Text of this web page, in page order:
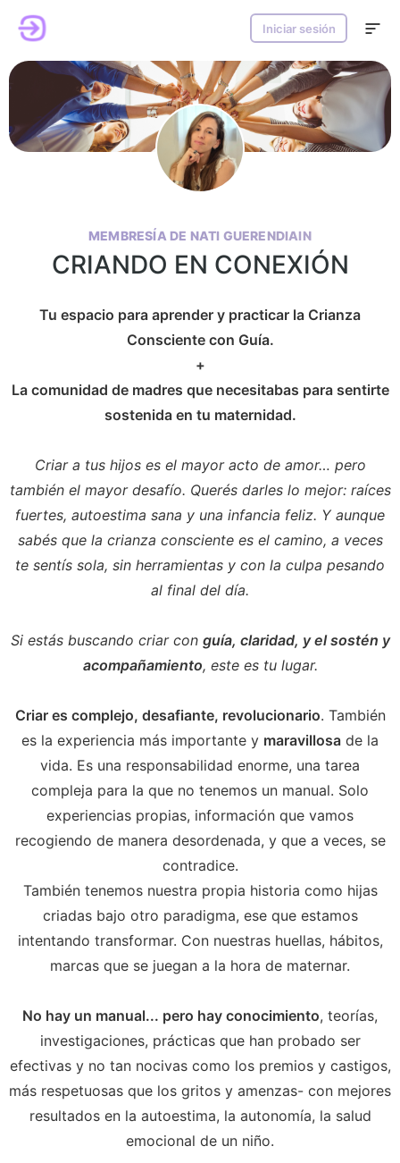
Iniciar sesión
MEMBRESÍA DE NATI GUERENDIAIN
CRIANDO EN CONEXIÓN
Tu espacio para aprender y practicar la Crianza
Consciente con Guía.
+
La comunidad de madres que necesitabas para sentirte
sostenida en tu maternidad.
Criar a tus hijos es el mayor acto de amor… pero
también el mayor desafío. Querés darles lo mejor: raíces
fuertes, autoestima sana y una infancia feliz. Y aunque
sabés que la crianza consciente es el camino, a veces
te sentís sola, sin herramientas y con la culpa pesando
al final del día.
Si estás buscando criar con guía, claridad, y el sostén y
acompañamiento, este es tu lugar.
Criar es complejo, desafiante, revolucionario. También
es la experiencia más importante y maravillosa de la
vida. Es una responsabilidad enorme, una tarea
compleja para la que no tenemos un manual. Solo
experiencias propias, información que vamos
recogiendo de manera desordenada, y que a veces, se
contradice.
También tenemos nuestra propia historia como hijas
criadas bajo otro paradigma, ese que estamos
intentando transformar. Con nuestras huellas, hábitos,
marcas que se juegan a la hora de maternar.
No hay un manual... pero hay conocimiento, teorías,
investigaciones, prácticas que han probado ser
efectivas y no tan nocivas como los premios y castigos,
más respetuosas que los gritos y amenzas- con mejores
resultados en la autoestima, la autonomía, la salud
emocional de un niño.